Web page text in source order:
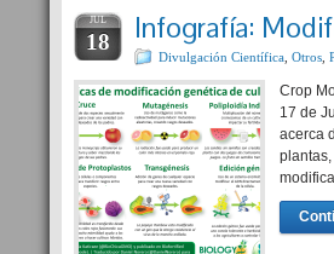
JUL
18 Infografía:
Divulgación Científica Otros
Crop
17 de
acerca